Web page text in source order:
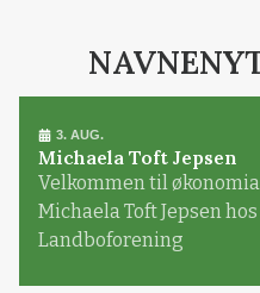
3. AUG.
Michaela Toft Jepsen
Velkommen til
Michaela Toft Jepsen
Landboforening